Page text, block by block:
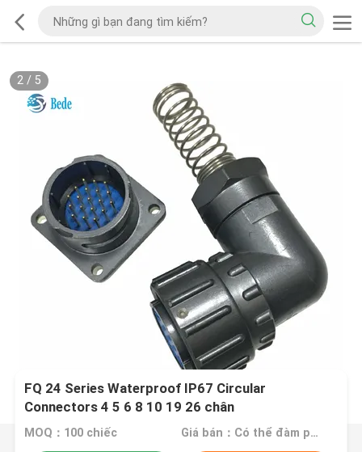
2/ 5
FQ 24 Series Waterproof IP67 Circular
Connectors 4 5 6 8 10 19 26 chân
MOQ：100 chiếc Giá bán：Có thể đàm phán